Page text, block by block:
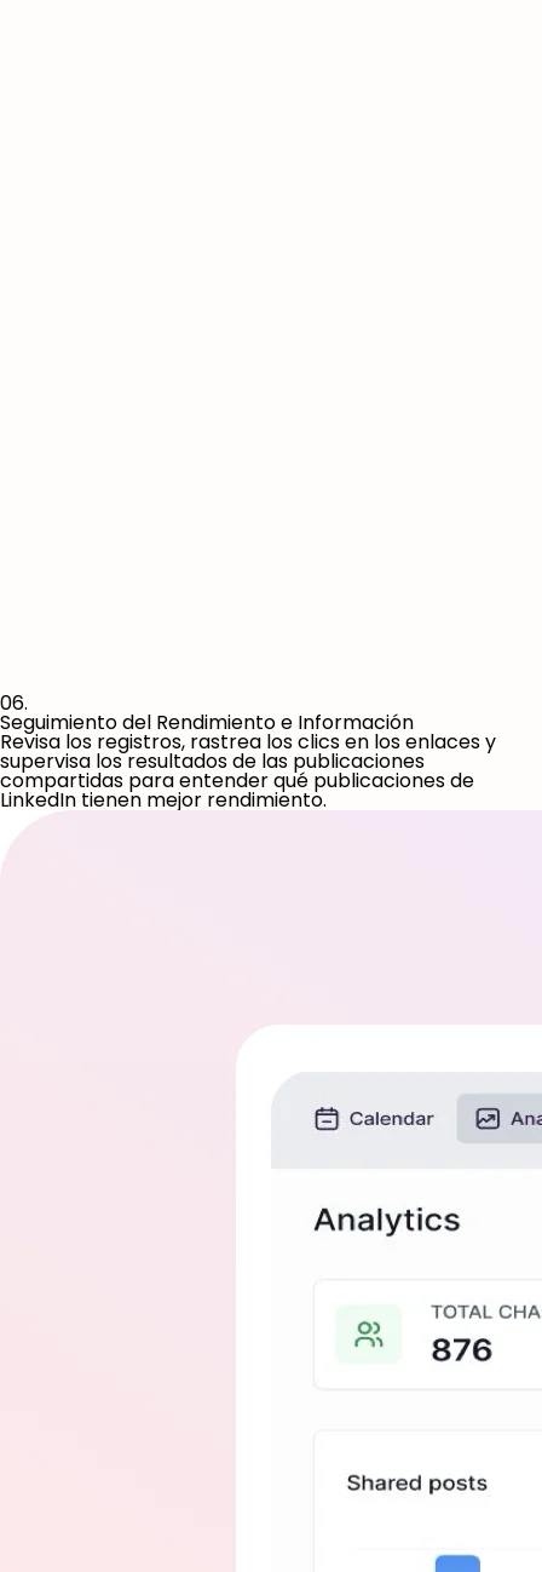
06.
Seguimiento del Rendimiento e Información
Revisa los registros, rastrea los clics en los enlaces y
supervisa los resultados de las publicaciones
compartidas para entender qué publicaciones de
LinkedIn tienen mejor rendimiento.